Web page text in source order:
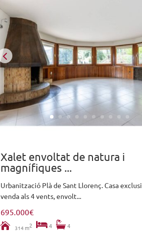
Xalet envoltat de natura i
magnífiques ...
Urbanització Plà de Sant Llorenç. Casa
venda als 4 vents, envolt...
695.000€
314 m2 4 4